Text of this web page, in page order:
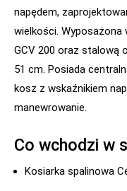
napędem,
wielkości. Wyposażona
GCV 200 oraz stalową
51 cm. Posiada
kosz z wskaźnikiem
manewrowanie.
Co wchodzi w
Kosiarka spalinowa